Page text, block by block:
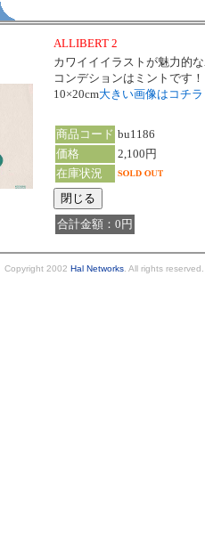
ALLIBERT 2
カワイイイラストが魅力的
コンデションはミントです
10×20cm大きい画像はコチラ
商品コード bu1186
価格
2,100円
在庫状況
合計金額：0円
Copyright 2002 Hal Networks . All rights